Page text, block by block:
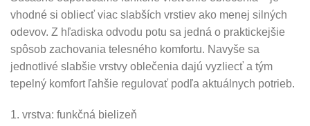
vhodné si obliecť viac slabších vrstiev ako menej silných
odevov. Z hľadiska odvodu potu sa jedná o praktickejšie
spôsob zachovania telesného komfortu. Navyše sa
jednotlivé slabšie vrstvy oblečenia dajú vyzliecť a tým
tepelný komfort ľahšie regulovať podľa aktuálnych potrieb.
1. vrstva: funkčná bielizeň